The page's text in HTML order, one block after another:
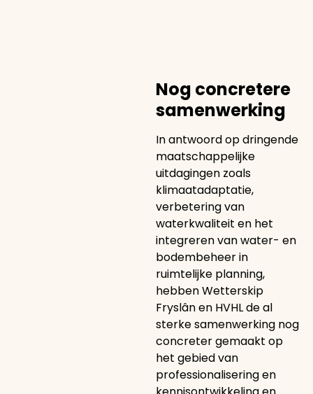
Nog concretere
samenwerking
In antwoord op dringende
maatschappelijke
uitdagingen zoals
klimaatadaptatie,
verbetering van
waterkwaliteit en het
integreren van water- en
bodembeheer in
ruimtelijke planning,
hebben Wetterskip
Fryslân en HVHL de al
sterke samenwerking nog
concreter gemaakt op
het gebied van
professionalisering en